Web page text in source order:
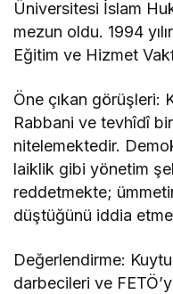
Üniversitesi İslam
mezun oldu. 1994
Eğitim ve Hizmet
Öne çıkan görüşleri:
Rabbani ve tevhîdî
nitelemektedir.
laiklik gibi yönetim
reddetmekte;
düştüğünü iddia
Değerlendirme:
darbecileri ve